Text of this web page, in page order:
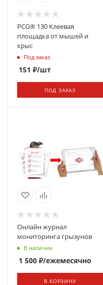
PCG® 130 Клеевая
площадка от мышей и
крыс
Под заказ
151 ₽/шт
ПОД ЗАКАЗ
Онлайн журнал
мониторинга грызунов
В наличии
1 500 ₽/ежемесячно
В КОРЗИНУ